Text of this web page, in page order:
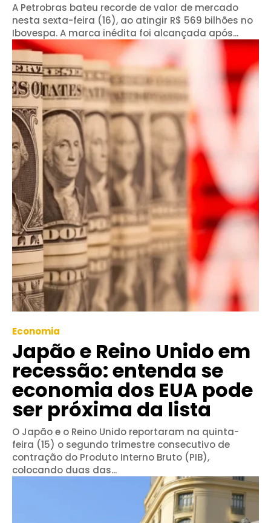
A Petrobras bateu recorde de valor de mercado
nesta sexta-feira (16), ao atingir R$ 569 bilhões no
Ibovespa. A marca inédita foi alcançada após...
Economia
Japão e Reino Unido em
recessão: entenda se
economia dos EUA pode
ser próxima da lista
O Japão e o Reino Unido reportaram na quinta-
feira (15) o segundo trimestre consecutivo de
contração do Produto Interno Bruto (PIB),
colocando duas das...